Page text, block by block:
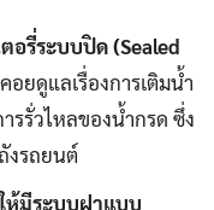
อรี่ระบบปิด (Sealed
อยดูแลเรื่องการเติมน้ำ
รรั่วไหลของน้ำกรด ซึ่ง
งรถยนต์
ห้มีระบบฝาแบบ